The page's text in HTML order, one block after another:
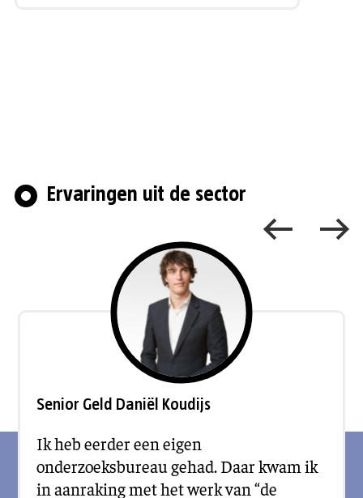
Ervaringen uit de sector
Senior Geld Daniël Koudijs
Ik heb eerder een eigen
onderzoeksbureau gehad. Daar kwam ik
in aanraking met het werk van “de